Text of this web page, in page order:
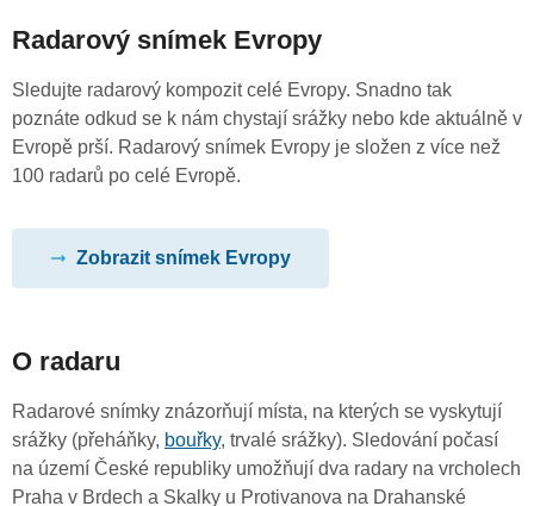
Radarový snímek Evropy
Sledujte radarový kompozit celé Evropy. Snadno tak
poznáte odkud se k nám chystají srážky nebo kde aktuálně v
Evropě prší. Radarový snímek Evropy je složen z více než
100 radarů po celé Evropě.
Zobrazit snímek Evropy
O radaru
Radarové snímky znázorňují místa, na kterých se vyskytují
srážky (přeháňky, bouřky, trvalé srážky). Sledování počasí
na území České republiky umožňují dva radary na vrcholech
Praha v Brdech a Skalky u Protivanova na Drahanské